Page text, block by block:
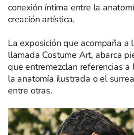
conexión íntima entre la
creación artística.
La exposición que acompaña a
llamada Costume Art, abarca
que entremezclan referencias a
la anatomía ilustrada o el
entre otras.